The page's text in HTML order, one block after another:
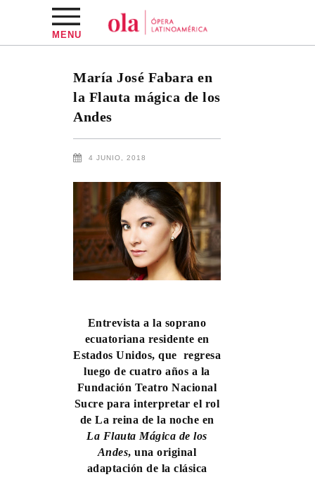
MENU
María José Fabara en
la Flauta mágica de los
Andes
4 JUNIO, 2018
Entrevista a la soprano
ecuatoriana residente en
Estados Unidos, que regresa
luego de cuatro años a la
Fundación Teatro Nacional
Sucre para interpretar el rol
de La reina de la noche en
La Flauta Mágica de los
Andes, una original
adaptación de la clásica